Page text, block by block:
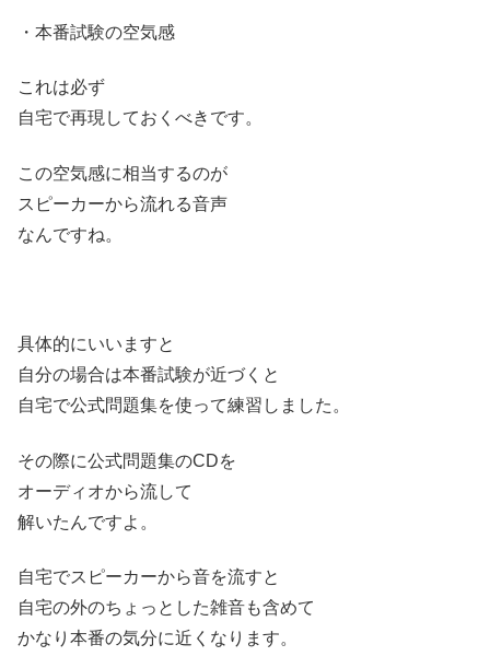
・本番試験の空気感
これは必ず
自宅で再現しておくべきです。
この空気感に相当するのが
スピーカーから流れる音声
なんですね。
具体的にいいますと
自分の場合は本番試験が近づくと
自宅で公式問題集を使って練習しました。
その際に公式問題集のCDを
オーディオから流して
解いたんですよ。
自宅でスピーカーから音を流すと
自宅の外のちょっとした雑音も含めて
かなり本番の気分に近くなります。